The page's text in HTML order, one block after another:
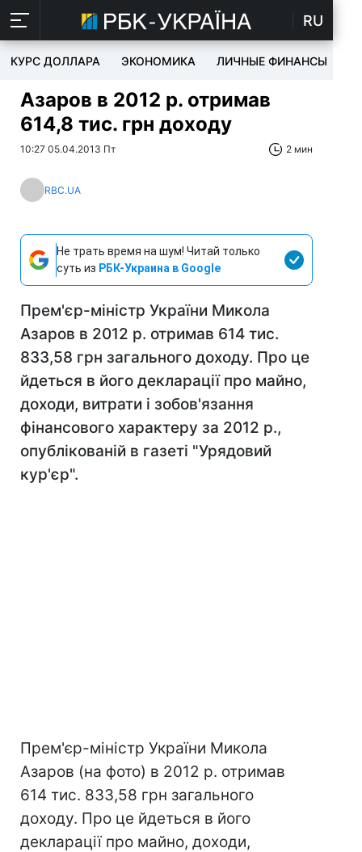
RU
КУРС ДОЛЛАРА ЭКОНОМИКА ЛИЧНЫЕ ФИНАНСЫ
Азаров в 2012 р. отримав
614,8 тис. грн доходу
10:27 05.04.2013 Пт 2 мин
RBC.UA
Не трать время на шум! Читай только
суть из РБК-Украина в Google
Прем'єр-міністр України Микола
Азаров в 2012 р. отримав 614 тис.
833,58 грн загального доходу. Про це
йдеться в його декларації про майно,
доходи, витрати і зобов'язання
фінансового характеру за 2012 р.,
опублікованій в газеті "Урядовий
кур'єр".
Прем'єр-міністр України Микола
Азаров (на фото) в 2012 р. отримав
614 тис. 833,58 грн загального
доходу. Про це йдеться в його
декларації про майно, доходи,